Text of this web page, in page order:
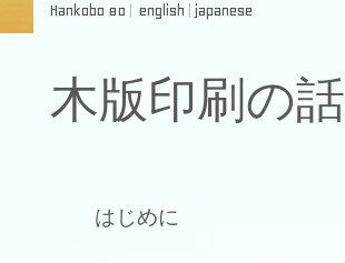
Hankobo 80 english japanese
木版印刷の話
はじめに